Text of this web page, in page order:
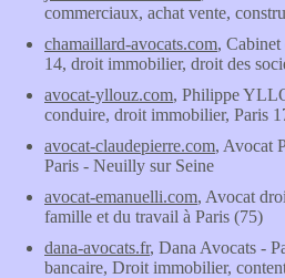
commerciaux, achat vente,
chamaillard-avocats.com,
14, droit immobilier, droit des
avocat-yllouz.com, Philippe
conduire, droit immobilier, Paris
avocat-claudepierre.com, Avocat
Paris - Neuilly sur Seine
avocat-emanuelli.com, Avocat
famille et du travail à Paris (75)
dana-avocats.fr, Dana Avocats -
bancaire, Droit immobilier,